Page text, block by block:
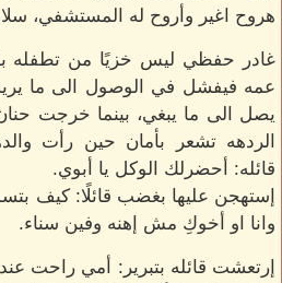
هروح اغير وأروح له المستشفي،
غادر حفظي ليس خزيًا من تطفله
عمه فيفشل في الوصول الى ما
يصل الى ما يبغي، بينما خرجت
الردهه تشعر بأمان حين رأت
قائله: أحضرلك الوكل يا أبوي.
إستهجن عليها بغضب قائلًا: كيف
وانا او أخوكِ مش إهنه وفين سناء.
إرتعشت قائله بتبرير: أمي راحت